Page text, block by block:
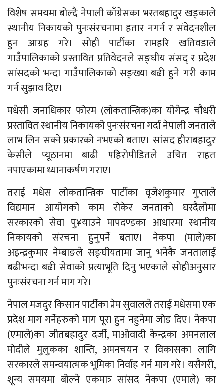
विशेष समयमा बोल्दै नेपाली काँग्रेसका भरतबहादुर खड्काले
स्थानीय निकायको पुनःसंरचनामा हतार नगर्न र संवेदनशील
हुन आग्रह गरे। सोही पार्टीका रामहरि खतिवडाले
गाउँपालिकाको प्रस्तावित प्रतिवेदनले सङ्घीय संसद् र प्रदेश
सांसदको भन्दा गाउँपालिकाको सङ्ख्या बढी हुने गरी काम
गर्न सुझाव दिए।
मधेसी जनाधिकार फोरम (लोकतान्त्रिक)का योगेन्द्र चौधरी
प्रस्तावित स्थानीय निकायको पुनःसंरचना गर्दा नेपाली जनताले
लाभ लिन सक्ने प्रकारको नभएको बताए। सांसद हीराबहादुर
केसीले प्यूठानमा बाढी पहिरोपीडितले उचित राहत
नपाएकामा ध्यानाकर्षण गराए।
तराई मधेस लोकतान्त्रिक पार्टीका वृजेशकुमार गुप्ताले
विद्यमान आयोगको काम रोकेर जनताको घरदैलोमा
सरकारको सेवा पु¥याउने मापदण्डका आधारमा स्थानीय
निकायको संरचना हुनुपर्ने बताए। नेकपा (माले)का
अइन्द्रकुमार नेम्बाङले सङ्घीयतामा जानु भनेकै जनतालाई
बढीभन्दा बढी सेवाको प्रत्याभूति दिनु भएकाले सोहीअनुसार
पुनःसंरचना गर्न माग गरे।
नेपाल मजदुर किसान पार्टीका प्रेम सुवालले तराई मधेसमा एक
प्रदेश माग गर्नेहरुको माग पूरा हुन नहुनेमा जोड दिए। नेकपा
(एमाले)का जीतबहादुर दर्जी, माओवादी केन्द्रका अमनलाल
मोदीले मुलुकका शान्ति, अमनचयन र विकासका लागि
सरकारले समन्वयात्मक भूमिका निर्वाह गर्न माग गरे। यसैगरी,
शून्य समयमा बोल्ने एकमात्र सांसद नेकपा (एमाले) का